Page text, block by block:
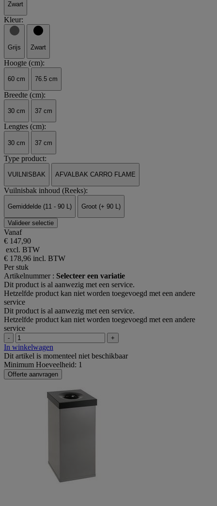
Zwart
Kleur:
Grijs Zwart
Hoogte (cm):
60 cm 76.5 cm
Breedte (cm):
30 cm 37 cm
Lengtes (cm):
30 cm 37 cm
Type product:
VUILNISBAK AFVALBAK CARRO FLAME
Vuilnisbak inhoud (Reeks):
Gemiddelde (11 - 90 L) Groot (+ 90 L)
Valideer selectie
Vanaf
€ 147,90
excl. BTW
€ 178,96 incl. BTW
Per stuk
Artikelnummer : Selecteer een variatie
Dit product is al aanwezig met een service.
Hetzelfde product kan niet worden toegevoegd met een andere
service
Dit product is al aanwezig met een service.
Hetzelfde product kan niet worden toegevoegd met een andere
service
- +
In winkelwagen
Dit artikel is momenteel niet beschikbaar
Minimum Hoeveelheid: 1
Offerte aanvragen